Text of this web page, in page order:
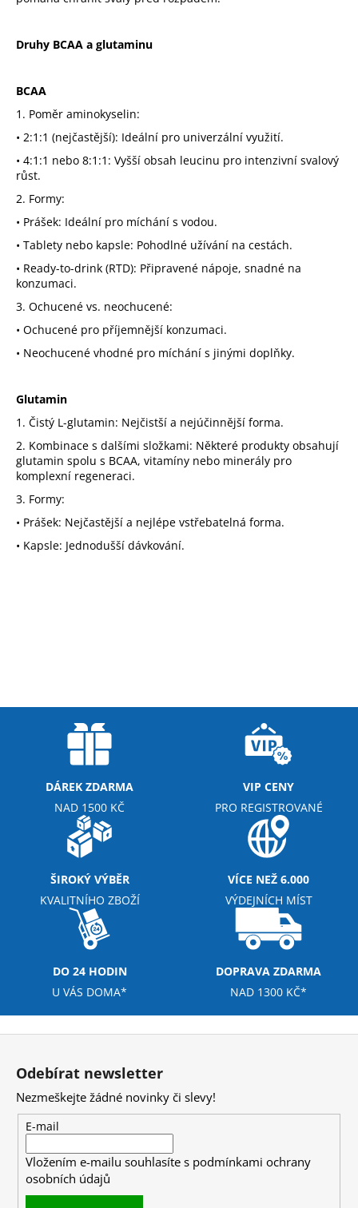
Druhy BCAA a glutaminu
BCAA
1. Poměr aminokyselin:
• 2:1:1 (nejčastější): Ideální pro univerzální využití.
• 4:1:1 nebo 8:1:1: Vyšší obsah leucinu pro intenzivní svalový
růst.
2. Formy:
• Prášek: Ideální pro míchání s vodou.
• Tablety nebo kapsle: Pohodlné užívání na cestách.
• Ready-to-drink (RTD): Připravené nápoje, snadné na
konzumaci.
3. Ochucené vs. neochucené:
• Ochucené pro příjemnější konzumaci.
• Neochucené vhodné pro míchání s jinými doplňky.
Glutamin
1. Čistý L-glutamin: Nejčistší a nejúčinnější forma.
2. Kombinace s dalšími složkami: Některé produkty obsahují
glutamin spolu s BCAA, vitamíny nebo minerály pro
komplexní regeneraci.
3. Formy:
• Prášek: Nejčastější a nejlépe vstřebatelná forma.
• Kapsle: Jednodušší dávkování.
DÁREK ZDARMA
NAD 1500 KČ
VIP CENY
PRO REGISTROVANÉ
ŠIROKÝ VÝBĚR
KVALITNÍHO ZBOŽÍ
VÍCE NEŽ 6.000
VÝDEJNÍCH MÍST
DO 24 HODIN
U VÁS DOMA*
DOPRAVA ZDARMA
NAD 1300 KČ*
Odebírat newsletter
Nezmeškejte žádné novinky či slevy!
E-mail
Vložením e-mailu souhlasíte s podmínkami ochrany
osobních údajů